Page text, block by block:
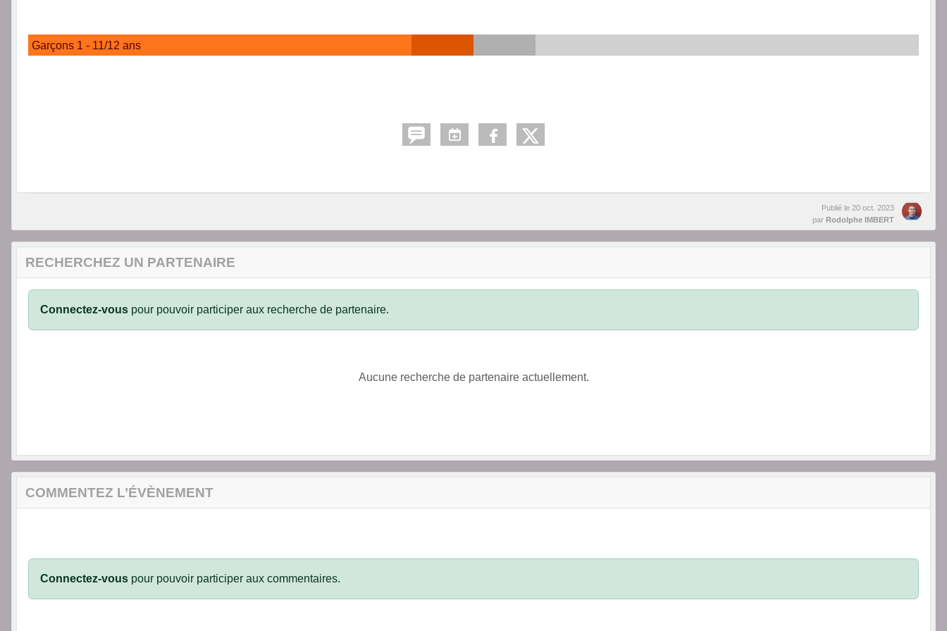
Garçons 1 - 11/12 ans
Publié le 20 oct. 2023
par Rodolphe IMBERT
RECHERCHEZ UN PARTENAIRE
Connectez-vous pour pouvoir participer aux recherche de partenaire.
Aucune recherche de partenaire actuellement.
COMMENTEZ L’ÉVÈNEMENT
Connectez-vous pour pouvoir participer aux commentaires.